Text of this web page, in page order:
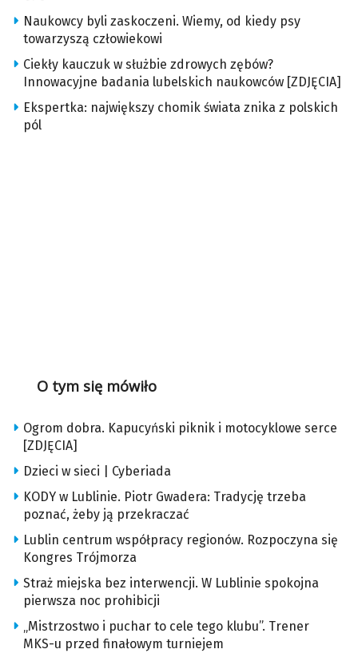
Naukowcy byli zaskoczeni. Wiemy, od kiedy psy
towarzyszą człowiekowi
Ciekły kauczuk w służbie zdrowych zębów?
Innowacyjne badania lubelskich naukowców [ZDJĘCIA]
Ekspertka: największy chomik świata znika z polskich
pól
O tym się mówiło
Ogrom dobra. Kapucyński piknik i motocyklowe serce
[ZDJĘCIA]
Dzieci w sieci | Cyberiada
KODY w Lublinie. Piotr Gwadera: Tradycję trzeba
poznać, żeby ją przekraczać
Lublin centrum współpracy regionów. Rozpoczyna się
Kongres Trójmorza
Straż miejska bez interwencji. W Lublinie spokojna
pierwsza noc prohibicji
„Mistrzostwo i puchar to cele tego klubu”. Trener
MKS-u przed finałowym turniejem